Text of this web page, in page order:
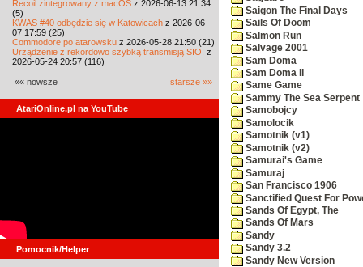
Recoil zintegrowany z macOS z 2026-06-13 21:34
(5)
KWAS #40 odbędzie się w Katowicach z 2026-06-
07 17:59 (25)
Commodore po atarowsku z 2026-05-28 21:50 (21)
Urządzenie z rekordowo szybką transmisją SIO! z
2026-05-24 20:57 (116)
«« nowsze starsze »»
AtariOnline.pl na YouTube
Pomocnik/Helper
Saigon The Final Days
Sails Of Doom
Salmon Run
Salvage 2001
Sam Doma
Sam Doma II
Same Game
Sammy The Sea Serpent
Samobojcy
Samolocik
Samotnik (v1)
Samotnik (v2)
Samurai's Game
Samuraj
San Francisco 1906
Sanctified Quest For
Sands Of Egypt, The
Sands Of Mars
Sandy
Sandy 3.2
Sandy New Version